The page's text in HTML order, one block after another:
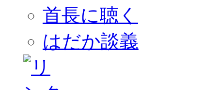
首長に聴く
はだか談義